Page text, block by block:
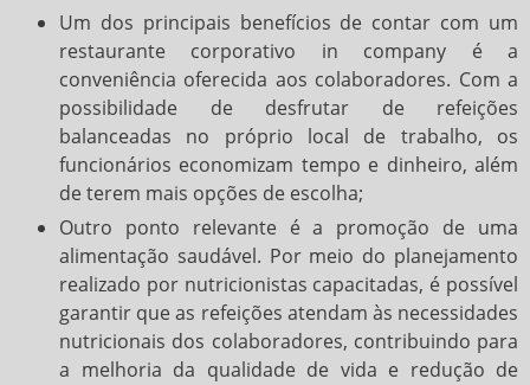
Um dos principais benefícios de contar com um
restaurante corporativo in company é a
conveniência oferecida aos colaboradores. Com a
possibilidade de desfrutar de refeições
balanceadas no próprio local de trabalho, os
funcionários economizam tempo e dinheiro, além
de terem mais opções de escolha;
Outro ponto relevante é a promoção de uma
alimentação saudável. Por meio do planejamento
realizado por nutricionistas capacitadas, é possível
garantir que as refeições atendam às necessidades
nutricionais dos colaboradores, contribuindo para
a melhoria da qualidade de vida e redução de